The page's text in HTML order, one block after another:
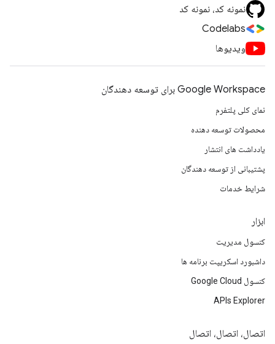
نمونه کد، نمونه کد
Codelabs
ویدیوها
Google Workspace برای توسعه دهندگان
نمای کلی پلتفرم
محصولات توسعه دهنده
یادداشت های انتشار
پشتیبانی از توسعه دهندگان
شرایط خدمات
ابزار
کنسول مدیریت
داشبورد اسکریپت برنامه ها
کنسول Google Cloud
APIs Explorer
اتصال، اتصال، اتصال